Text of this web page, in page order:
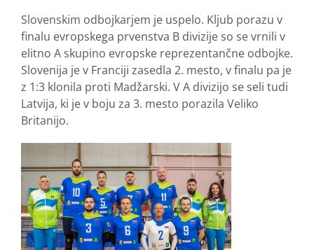
Slovenskim odbojkarjem je uspelo. Kljub porazu v
finalu evropskega prvenstva B divizije so se vrnili v
elitno A skupino evropske reprezentančne odbojke.
Slovenija je v Franciji zasedla 2. mesto, v finalu pa je
z 1:3 klonila proti Madžarski. V A divizijo se seli tudi
Latvija, ki je v boju za 3. mesto porazila Veliko
Britanijo.